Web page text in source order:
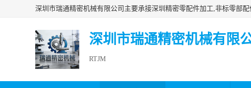
深圳市瑞通精密机械有限
RTJM